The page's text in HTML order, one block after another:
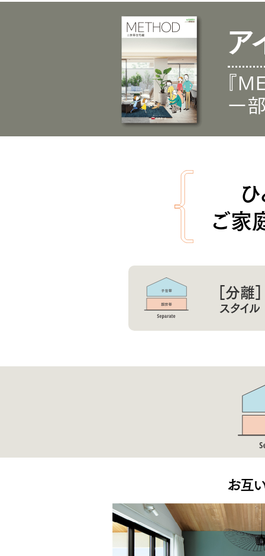
ア
『
一
ご家
［分離］
スタイル
お互